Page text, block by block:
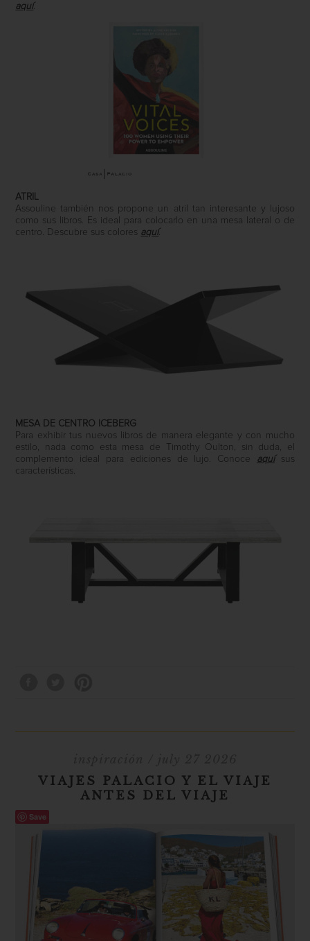
aquí.
ATRIL
Assouline también nos propone un atril tan interesante y lujoso
como sus libros. Es ideal para colocarlo en una mesa lateral o de
centro. Descubre sus colores aquí.
MESA DE CENTRO ICEBERG
Para exhibir tus nuevos libros de manera elegante y con mucho
estilo, nada como esta mesa de Timothy Oulton, sin duda, el
complemento ideal para ediciones de lujo. Conoce aquísus
características.
VIAJES PALACIO Y EL VIAJE
ANTES DEL VIAJE
Save